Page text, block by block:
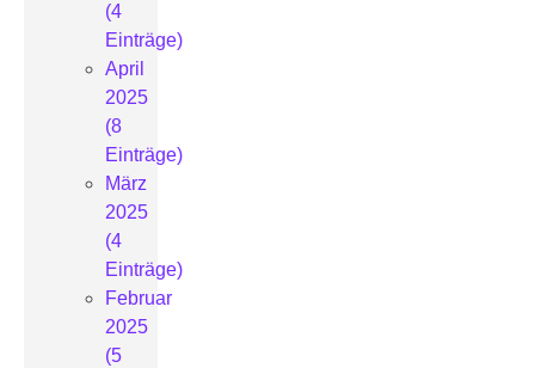
(4
Einträge)
April
2025
(8
Einträge)
März
2025
(4
Einträge)
Februar
2025
(5